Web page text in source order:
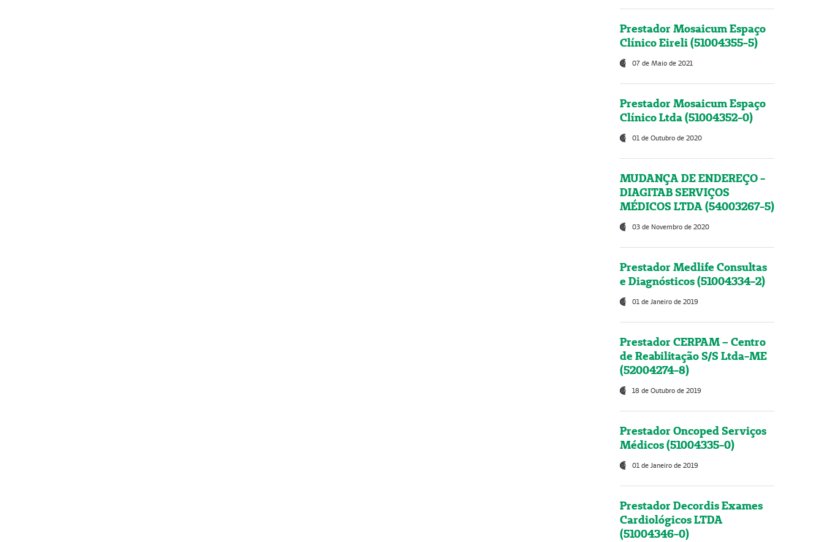
Prestador Mosaicum Espaço
Clínico Eireli (51004355-5)
07 de Maio de 2021
Prestador Mosaicum Espaço
Clínico Ltda (51004352-0)
01 de Outubro de 2020
MUDANÇA DE ENDEREÇO -
DIAGITAB SERVIÇOS
MÉDICOS LTDA (54003267-5)
03 de Novembro de 2020
Prestador Medlife Consultas
e Diagnósticos (51004334-2)
01 de Janeiro de 2019
Prestador CERPAM – Centro
de Reabilitação S/S Ltda-ME
(52004274-8)
18 de Outubro de 2019
Prestador Oncoped Serviços
Médicos (51004335-0)
01 de Janeiro de 2019
Prestador Decordis Exames
Cardiológicos LTDA
(51004346-0)